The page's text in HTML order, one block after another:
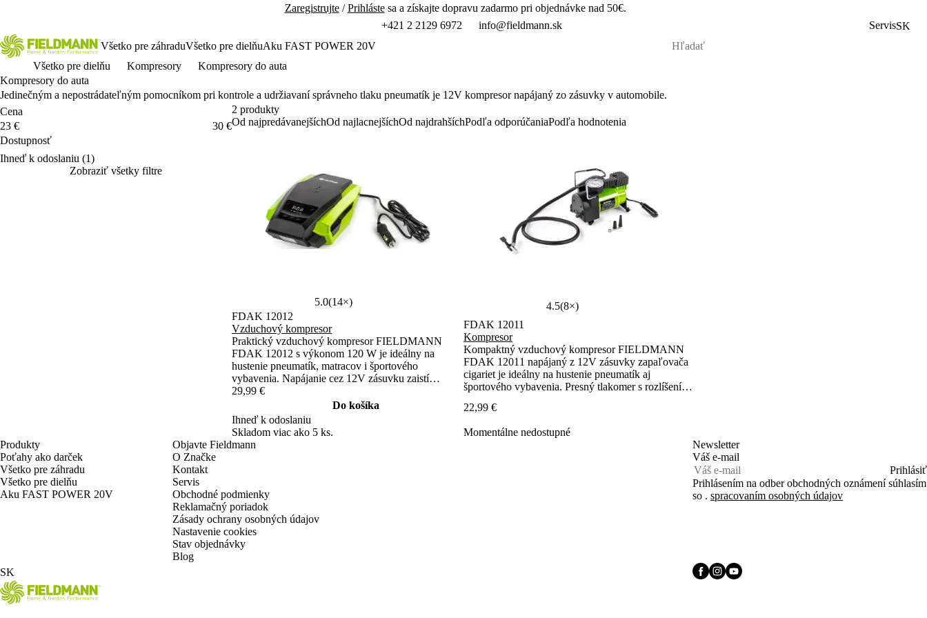
Zaregistrujte/Prihlástesa a získajte dopravu zadarmo pri objednávke nad 50€.
+421 2 2129 6972
info@fieldmann.sk ServisSK
Všetko pre záhraduVšetko pre dielňuAku FAST POWER 20V
Všetko pre dielňu
Kompresory
Kompresory do auta
Kompresory do auta
Jedinečným a nepostrádateľným pomocníkom pri kontrole a udržiavaní správneho tlaku pneumatík je 12V kompresor napájaný zo zásuvky v automobile.
Cena
Cena
23 €
30 €
Dostupnosť
Dostupnosť
Ihneď k odoslaniu (1)
Zobraziť všetky filtre
2 produkty
Od najpredávanejšíchOd najlacnejšíchOd najdrahšíchPodľa odporúčaniaPodľa hodnotenia
5.0(14×)
FDAK 12012
Vzduchový kompresor
Praktický vzduchový kompresor FIELDMANN
FDAK 12012 s výkonom 120 W je ideálny na
hustenie pneumatík, matracov i športového
vybavenia. Napájanie cez 12V zásuvku zaistí
jednoduché použitie v aute. Presný tlakomer s
rozlíšením 0,01 baru garantuje bezpečné hustenie.
29,99 €
Do košíka
Ihneď k odoslaniu
Skladom viac ako 5 ks.
4.5(8×)
FDAK 12011
Kompresor
Kompaktný vzduchový kompresor FIELDMANN
FDAK 12011 napájaný z 12V zásuvky zapaľovača
cigariet je ideálny na hustenie pneumatík aj
športového vybavenia. Presný tlakomer s rozlíšením
Quick Clip umožňuje ľahké pripojenie k ventilu.
22,99 €
Momentálne nedostupné
Produkty
Poťahy ako darček
Všetko pre záhradu
Všetko pre dielňu
Aku FAST POWER 20V
Objavte Fieldmann
O Značke
Kontakt
Servis
Obchodné podmienky
Reklamačný poriadok
Zásady ochrany osobných údajov
Nastavenie cookies
Stav objednávky
Blog
Newsletter
Váš e-mail
Prihlásiť
Prihlásením na odber obchodných oznámení súhlasím
so . spracovaním osobných údajov
SK